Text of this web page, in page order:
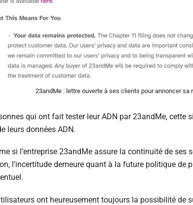
23andMe : lettre ouverte à ses clients pour annoncer sa
qui ont fait tester leur ADN par 23andMe, cette
leurs données ADN.
si l’entreprise 23andMe assure la continuité de ses
l’incertitude demeure quant à la future politique de
ont heureusement toujours la possibilité de